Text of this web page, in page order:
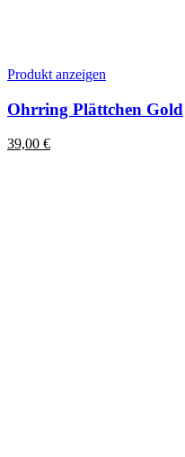
Produkt anzeigen
Ohrring Plättchen Gold
39,00 €